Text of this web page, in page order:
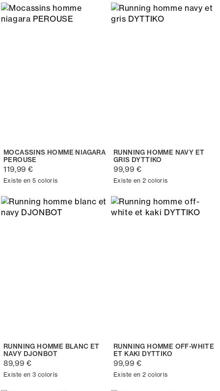
MOCASSINS HOMME NIAGARA
PEROUSE
119,99 €
Existe en 5 coloris
RUNNING HOMME NAVY ET
GRIS DYTTIKO
99,99 €
Existe en 2 coloris
RUNNING HOMME BLANC ET
NAVY DJONBOT
89,99 €
Existe en 3 coloris
RUNNING HOMME OFF-WHITE
ET KAKI DYTTIKO
99,99 €
Existe en 2 coloris